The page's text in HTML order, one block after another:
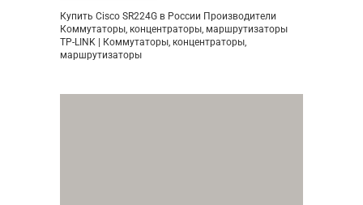
Купить Cisco SR224G в России Производители
Коммутаторы, концентраторы, маршрутизаторы
TP-LINK | Коммутаторы, концентраторы,
маршрутизаторы